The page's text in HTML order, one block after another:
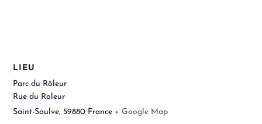
LIEU
Parc du Rôleur
Rue du Roleur
Saint-Saulve, 59880 France + Google Map